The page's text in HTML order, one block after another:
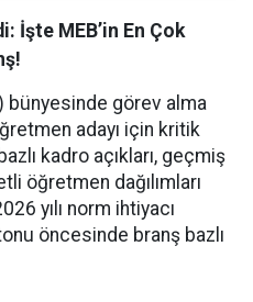
İşte MEB’in En Çok
bünyesinde görev alma
adayı için kritik
kadro açıkları, geçmiş
öğretmen dağılımları
yılı norm ihtiyacı
öncesinde branş bazlı